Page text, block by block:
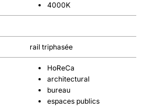
4000K
rail triphasée
HoReCa
architectural
bureau
espaces publics